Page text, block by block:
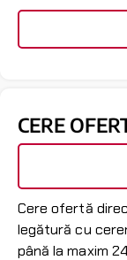
CERE
Cere ofertă
legătură cu
până la maxim